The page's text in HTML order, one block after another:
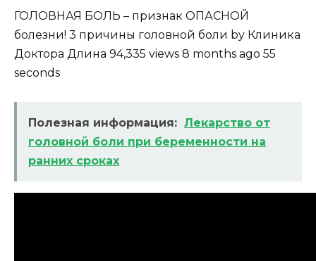
ГОЛОВНАЯ БОЛЬ – признак ОПАСНОЙ
болезни! 3 причины головной боли by Клиника
Доктора Длина 94,335 views 8 months ago 55
seconds
Полезная информация: Лекарство от
головной боли при беременности на
ранних сроках